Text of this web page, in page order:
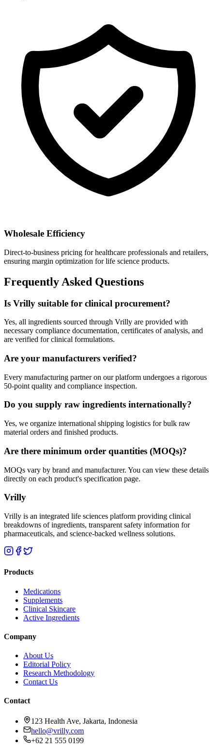
Wholesale Efficiency
Direct-to-business pricing for healthcare professionals and retailers,
ensuring margin optimization for life science products.
Frequently Asked Questions
Is Vrilly suitable for clinical procurement?
Yes, all ingredients sourced through Vrilly are provided with
necessary compliance documentation, certificates of analysis, and
are verified for clinical formulations.
Are your manufacturers verified?
Every manufacturing partner on our platform undergoes a rigorous
50-point quality and compliance inspection.
Do you supply raw ingredients internationally?
Yes, we organize international shipping logistics for bulk raw
material orders and finished products.
Are there minimum order quantities (MOQs)?
MOQs vary by brand and manufacturer. You can view these details
directly on each product's specification page.
Vrilly
Vrilly is an integrated life sciences platform providing clinical
breakdowns of ingredients, transparent safety information for
pharmaceuticals, and science-backed wellness solutions.
Products
Medications
Supplements
Clinical Skincare
Active Ingredients
Company
About Us
Editorial Policy
Research Methodology
Contact Us
Contact
123 Health Ave, Jakarta, Indonesia
hello@vrilly.com
+62 21 555 0199